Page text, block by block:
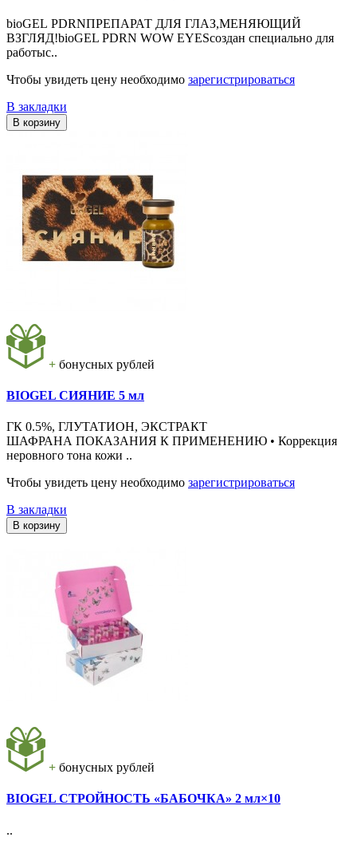
bioGEL PDRNПРЕПАРАТ ДЛЯ ГЛАЗ,МЕНЯЮЩИЙ
ВЗГЛЯД!bioGEL PDRN WOW EYESсоздан специально для
работы с..
Чтобы увидеть цену необходимо зарегистрироваться
В закладки
В корзину
+ бонусных рублей
BIOGEL СИЯНИЕ 5 мл
ГК 0.5%, ГЛУТАТИОН, ЭКСТРАКТ
ШАФРАНА ПОКАЗАНИЯ К ПРИМЕНЕНИЮ • Коррекция
неровного тона кожи ..
Чтобы увидеть цену необходимо зарегистрироваться
В закладки
В корзину
+ бонусных рублей
BIOGEL СТРОЙНОСТЬ «БАБОЧКА» 2 мл×10
..